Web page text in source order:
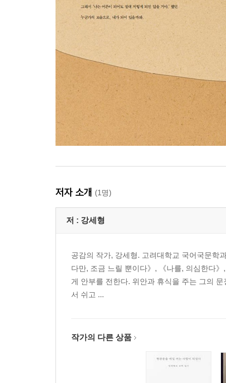
저자 소개 (1명)
저 : 강세형
공감의 작가, 강세형. 고려대학교 국어국문학
다만, 조금 느릴 뿐이다》, 《나를, 의심한다
게 안부를 전한다. 위안과 휴식을 주는 그의
서 쉬고 ...
작가의 다른 상품